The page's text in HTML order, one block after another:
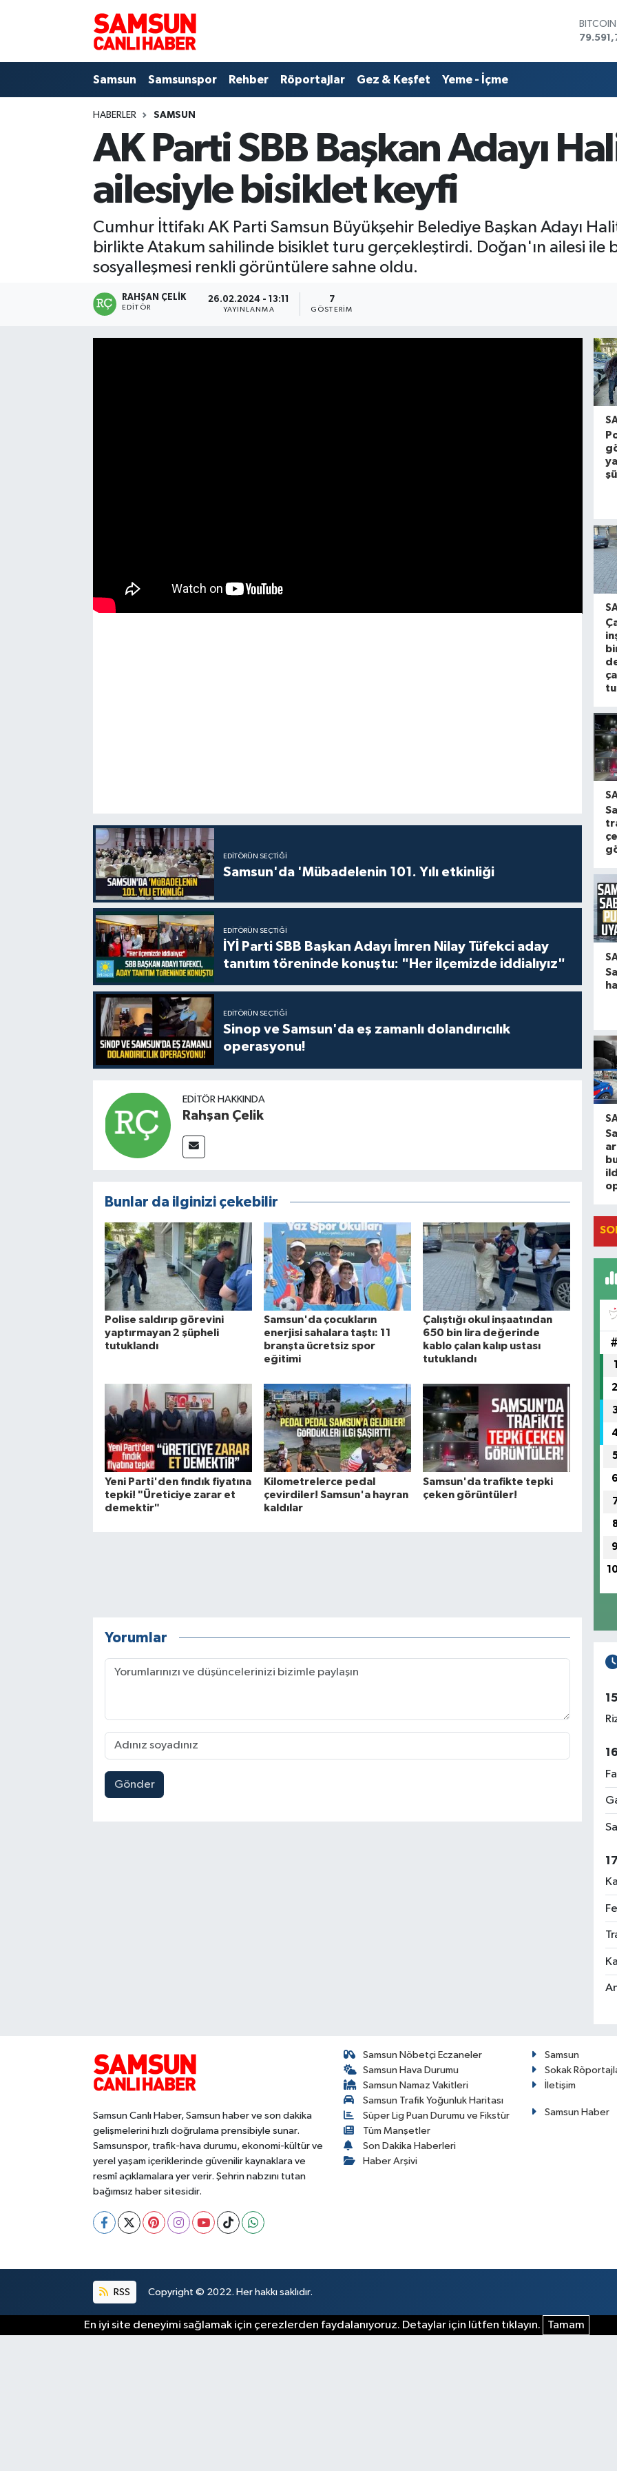
DOLAR
BİST100
Samsun Samsunspor Rehber Röportajlar Gez & Keşfet Yeme - İçme
HABERLER SAMSUN
AK Parti SBB Başkan Adayı
ailesiyle bisiklet keyfi
Cumhur İttifakı AK Parti Samsun Büyükşehir Belediye Başkan Adayı
birlikte Atakum sahilinde bisiklet turu gerçekleştirdi. Doğan'ın ailesi ile
sosyalleşmesi renkli görüntülere sahne oldu.
RAHŞAN ÇELIK
EDITÖR
26.02.2024 - 13:11
YAYINLANMA
7
GÖSTERIM
EDITÖRÜN SEÇTIĞI
Samsun'da 'Mübadelenin 101. Yılı etkinliği
EDITÖRÜN SEÇTIĞI
İYİ Parti SBB Başkan Adayı İmren Nilay Tüfekci aday
tanıtım töreninde konuştu: "Her ilçemizde iddialıyız"
EDITÖRÜN SEÇTIĞI
Sinop ve Samsun'da eş zamanlı dolandırıcılık
operasyonu!
EDITÖR HAKKINDA
Rahşan Çelik
Bunlar da ilginizi çekebilir
Polise saldırıp görevini
yaptırmayan 2 şüpheli
tutuklandı
Samsun'da çocukların
enerjisi sahalara taştı: 11
branşta ücretsiz spor
eğitimi
Çalıştığı okul inşaatından
650 bin lira değerinde
kablo çalan kalıp ustası
tutuklandı
Yeni Parti'den fındık fiyatına
tepki! "Üreticiye zarar et
demektir"
Kilometrelerce pedal
çevirdiler! Samsun'a hayran
kaldılar
Samsun'da trafikte tepki
çeken görüntüler!
Yorumlar
Gönder
#
1
2
6
9
Samsun Canlı Haber, Samsun haber ve son dakika
gelişmelerini hızlı doğrulama prensibiyle sunar.
Samsunspor, trafik-hava durumu, ekonomi-kültür ve
yerel yaşam içeriklerinde güvenilir kaynaklara ve
resmî açıklamalara yer verir. Şehrin nabzını tutan
bağımsız haber sitesidir.
Samsun Nöbetçi Eczaneler
Samsun Hava Durumu
Samsun Namaz Vakitleri
Samsun Trafik Yoğunluk Haritası
Süper Lig Puan Durumu ve Fikstür
Tüm Manşetler
Son Dakika Haberleri
Haber Arşivi
Samsun
Sokak
İletişim
Samsun Haber
RSS Copyright © 2022. Her hakkı saklıdır.
En iyi site deneyimi sağlamak için çerezlerden faydalanıyoruz. Detaylar için lütfen tıklayın. Tamam
Samsunspor
Samsun Nöbetçi Eczaneler
Samsun Hava Durumu
Samsun Trafik Yoğunluk Haritası
Süper Lig Puan Durumu ve Fikstür
Tüm Manşetler
Son Dakika Haberleri
Haber Arşivi